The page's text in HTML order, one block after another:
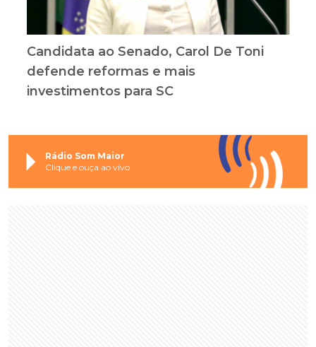
Candidata ao Senado, Carol De Toni
defende reformas e mais
investimentos para SC
Rádio Som Maior
Clique e ouça ao vivo